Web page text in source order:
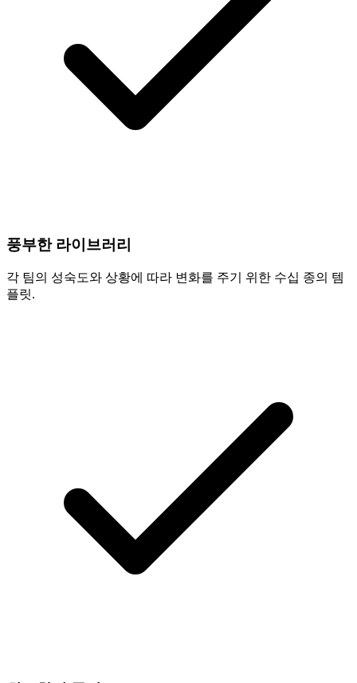
풍부한 라이브러리
각 팀의 성숙도와 상황에 따라 변화를 주기 위한 수십 종의 템
플릿.